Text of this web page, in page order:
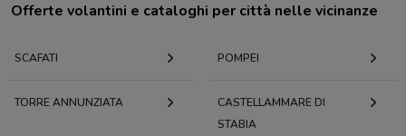
Offerte volantini e cataloghi per città nelle vicinanze
SCAFATI POMPEI
TORRE ANNUNZIATA
CASTELLAMMARE DI
STABIA